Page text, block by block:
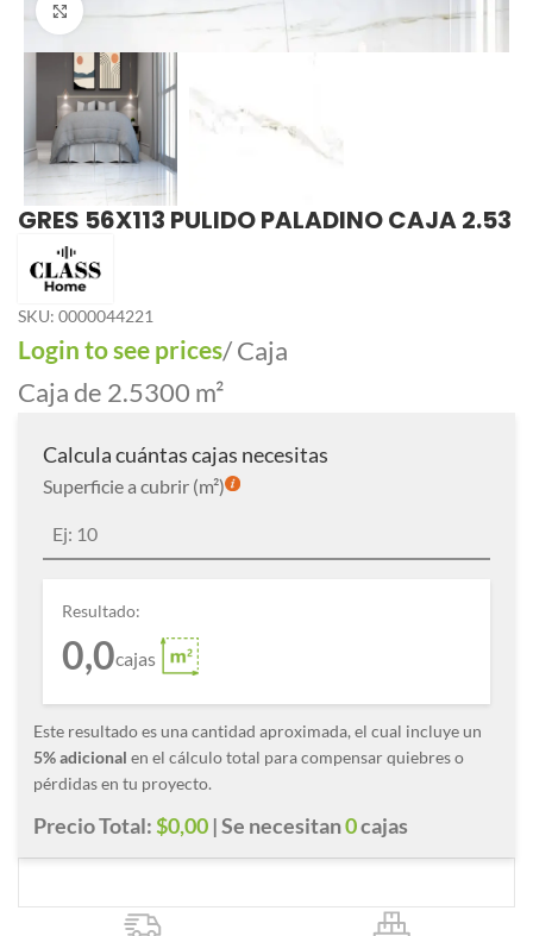
Click to enlarge
GRES 56X113 PULIDO PALADINO CAJA 2.53
SKU: 0000044221
Login to see prices/ Caja
Caja de 2.5300 m²
Calcula cuántas cajas necesitas
Superficie a cubrir (m²)
Resultado:
0,0cajas
Este resultado es una cantidad aproximada, el cual incluye un
5% adicional en el cálculo total para compensar quiebres o
pérdidas en tu proyecto.
Precio Total:$0,00| Se necesitan0cajas